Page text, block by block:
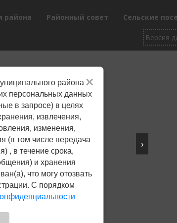
×
района
персональных данных
в запросе) в целях
извлечения,
изменения,
(в том числе передача
, в течение срока,
и хранения
что могу отозвать
С порядком
района Районный совет Сельские
›